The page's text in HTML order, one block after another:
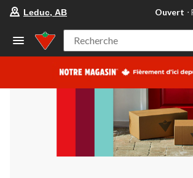
votre
préféré
Leduc,
AB,
courament
Fermeture
à
22:00
cliquer
pour
changer
Leduc, AB Ouvert
Recherche